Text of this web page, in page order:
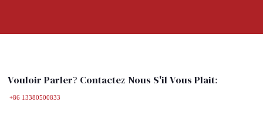
Vouloir Parler? Contactez Nous S'il Vous Plait:
+86 13380500833